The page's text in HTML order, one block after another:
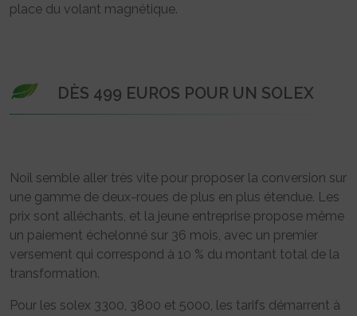
place du volant magnétique.
DÈS 499 EUROS POUR UN SOLEX
Noil semble aller très vite pour proposer la conversion sur
une gamme de deux-roues de plus en plus étendue. Les
prix sont alléchants, et la jeune entreprise propose même
un paiement échelonné sur 36 mois, avec un premier
versement qui correspond à 10 % du montant total de la
transformation.
Pour les solex 3300, 3800 et 5000, les tarifs démarrent à